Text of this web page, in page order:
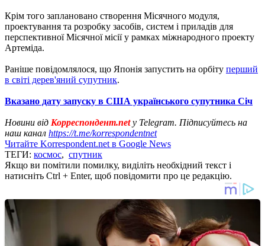
Крім того заплановано створення Місячного модуля,
проектування та розробку засобів, систем і приладів для
перспективної Місячної місії у рамках міжнародного проекту
Артеміда.
Раніше повідомлялося, що Японія запустить на орбіту перший
в світі дерев'яний супутник.
Вказано дату запуску в США українського супутника Січ
Новини від Корреспондент.netу Telegram. Підписуйтесь на
наш канал https://t.me/korrespondentnet
Читайте Korrespondent.net в Google News
ТЕГИ: космос, спутник
Якщо ви помітили помилку, виділіть необхідний текст і
натисніть Ctrl + Enter, щоб повідомити про це редакцію.